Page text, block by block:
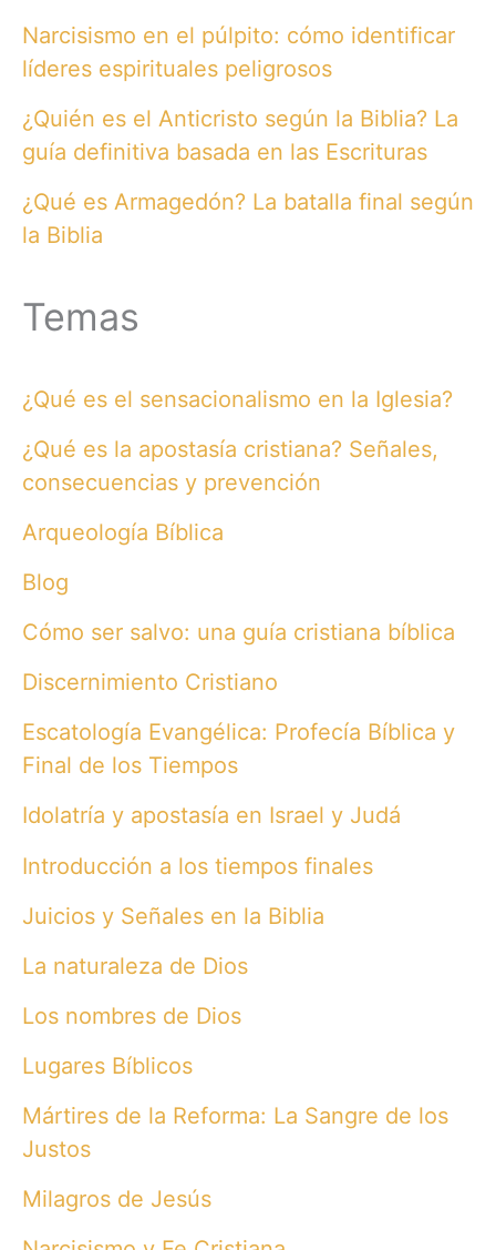
Narcisismo en el púlpito: cómo identificar
líderes espirituales peligrosos
¿Quién es el Anticristo según la Biblia? La
guía definitiva basada en las Escrituras
¿Qué es Armagedón? La batalla final según
la Biblia
Temas
¿Qué es el sensacionalismo en la Iglesia?
¿Qué es la apostasía cristiana? Señales,
consecuencias y prevención
Arqueología Bíblica
Blog
Cómo ser salvo: una guía cristiana bíblica
Discernimiento Cristiano
Escatología Evangélica: Profecía Bíblica y
Final de los Tiempos
Idolatría y apostasía en Israel y Judá
Introducción a los tiempos finales
Juicios y Señales en la Biblia
La naturaleza de Dios
Los nombres de Dios
Lugares Bíblicos
Mártires de la Reforma: La Sangre de los
Justos
Milagros de Jesús